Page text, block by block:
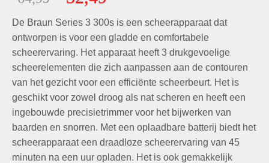
gebaseerd
waarderingenwas:
€64,99.
is:
€32,49.
De Braun Series 3 300s is een scheerapparaat dat
ontworpen is voor een gladde en comfortabele
scheerervaring. Het apparaat heeft 3 drukgevoelige
scheerelementen die zich aanpassen aan de contouren
van het gezicht voor een efficiënte scheerbeurt. Het is
geschikt voor zowel droog als nat scheren en heeft een
ingebouwde precisietrimmer voor het bijwerken van
baarden en snorren. Met een oplaadbare batterij biedt het
scheerapparaat een draadloze scheerervaring van 45
minuten na een uur opladen. Het is ook gemakkelijk